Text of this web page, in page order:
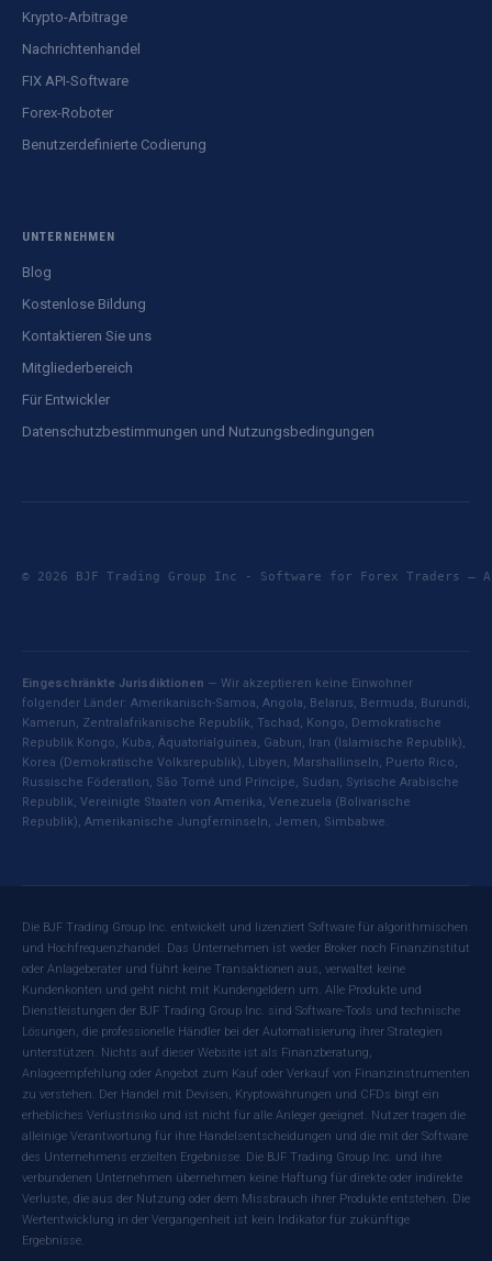
Krypto-Arbitrage
Nachrichtenhandel
FIX API-Software
Forex-Roboter
Benutzerdefinierte Codierung
UNTERNEHMEN
Blog
Kostenlose Bildung
Kontaktieren Sie uns
Mitgliederbereich
Für Entwickler
Datenschutzbestimmungen und Nutzungsbedingungen
© 2026 BJF Trading Group Inc - Software for Forex
Eingeschränkte Jurisdiktionen — Wir akzeptieren keine Einwohner
folgender Länder: Amerikanisch-Samoa, Angola, Belarus, Bermuda, Burundi,
Kamerun, Zentralafrikanische Republik, Tschad, Kongo, Demokratische
Republik Kongo, Kuba, Äquatorialguinea, Gabun, Iran (Islamische Republik),
Korea (Demokratische Volksrepublik), Libyen, Marshallinseln, Puerto Rico,
Russische Föderation, São Tomé und Príncipe, Sudan, Syrische Arabische
Republik, Vereinigte Staaten von Amerika, Venezuela (Bolivarische
Republik), Amerikanische Jungferninseln, Jemen, Simbabwe.
Die BJF Trading Group Inc. entwickelt und lizenziert Software für algorithmischen
und Hochfrequenzhandel. Das Unternehmen ist weder Broker noch Finanzinstitut
oder Anlageberater und führt keine Transaktionen aus, verwaltet keine
Kundenkonten und geht nicht mit Kundengeldern um. Alle Produkte und
Dienstleistungen der BJF Trading Group Inc. sind Software-Tools und technische
Lösungen, die professionelle Händler bei der Automatisierung ihrer Strategien
unterstützen. Nichts auf dieser Website ist als Finanzberatung,
Anlageempfehlung oder Angebot zum Kauf oder Verkauf von Finanzinstrumenten
zu verstehen. Der Handel mit Devisen, Kryptowährungen und CFDs birgt ein
erhebliches Verlustrisiko und ist nicht für alle Anleger geeignet. Nutzer tragen die
alleinige Verantwortung für ihre Handelsentscheidungen und die mit der Software
des Unternehmens erzielten Ergebnisse. Die BJF Trading Group Inc. und ihre
verbundenen Unternehmen übernehmen keine Haftung für direkte oder indirekte
Verluste, die aus der Nutzung oder dem Missbrauch ihrer Produkte entstehen. Die
Wertentwicklung in der Vergangenheit ist kein Indikator für zukünftige
Ergebnisse.